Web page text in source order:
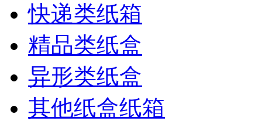
快递类纸箱
精品类纸盒
异形类纸盒
其他纸盒纸箱